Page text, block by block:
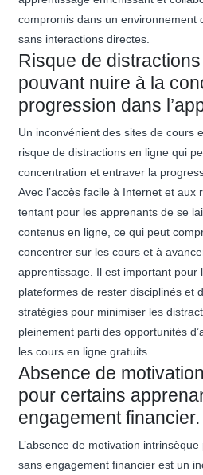
compromis dans un environnement
sans interactions directes.
Risque de
pouvant nuire à la
progression dans
Un inconvénient des sites de cours
risque de distractions en ligne qui
concentration et entraver la
Avec l’accès facile à Internet et aux
tentant pour les apprenants de se
contenus en ligne, ce qui peut
concentrer sur les cours et à
apprentissage. Il est important pour
plateformes de rester disciplinés et
stratégies pour minimiser les
pleinement parti des opportunités
les cours en ligne gratuits.
Absence de
pour certains
engagement financier.
L’absence de motivation
sans engagement financier est un